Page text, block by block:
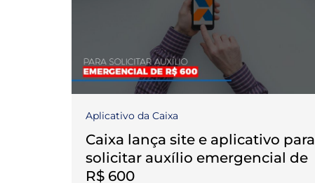
Aplicativo da Caixa
Caixa lança site e aplicativo para
solicitar auxílio emergencial de
R$ 600